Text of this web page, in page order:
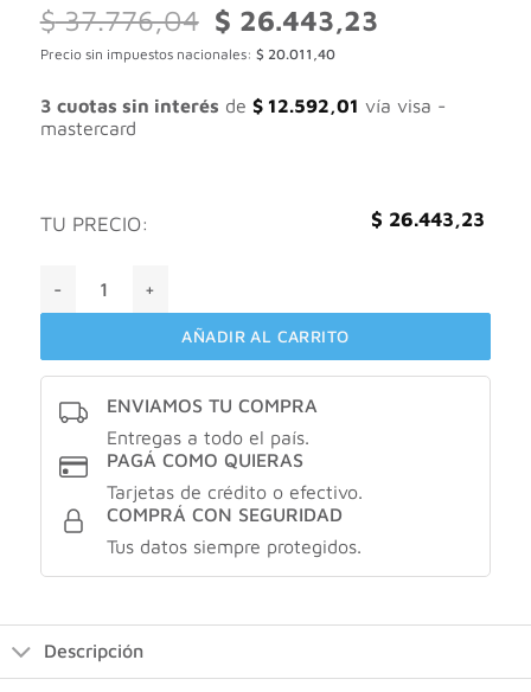
$37.776,04
El
precio
original
$ 37.776,04.
$ 26.443,23
$ 26.443,23.
Precio sin impuestos nacionales: $ 20.011,40
3 cuotas sin interés de $12.592,01 vía visa -
mastercard
TU PRECIO: $ 26.443,23
AÑADIR AL CARRITO
ENVIAMOS TU COMPRA
Entregas a todo el país.
PAGÁ COMO QUIERAS
Tarjetas de crédito o efectivo.
COMPRÁ CON SEGURIDAD
Tus datos siempre protegidos.
Descripción